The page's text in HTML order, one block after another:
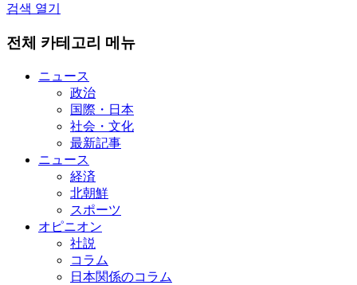
검색 열기
전체 카테고리 메뉴
ニュース
政治
国際・日本
社会・文化
最新記事
ニュース
経済
北朝鮮
スポーツ
オピニオン
社説
コラム
日本関係のコラム